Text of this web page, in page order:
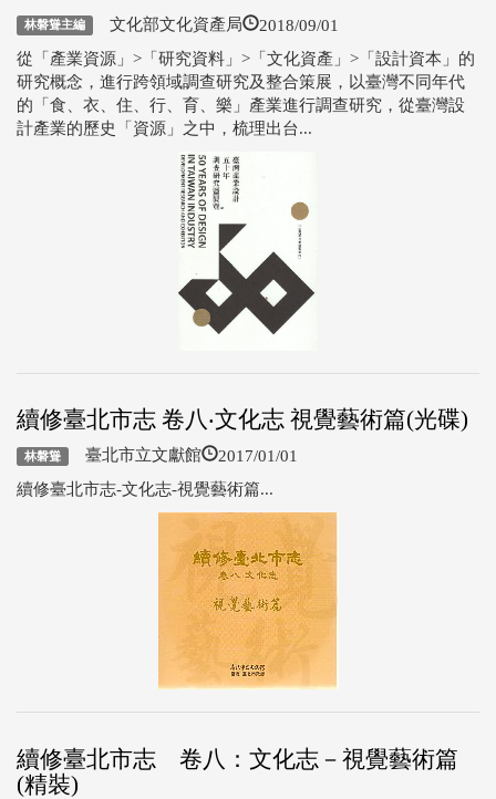
林磐聳主編 文化部文化資產局 2018/09/01
從「產業資源」>「研究資料」>「文化資產」>「設計資本」的
研究概念，進行跨領域調查研究及整合策展，以臺灣不同年代
的「食、衣、住、行、育、樂」產業進行調查研究，從臺灣設
計產業的歷史「資源」之中，梳理出台...
續修臺北市志 卷八‧文化志 視覺藝術篇(光碟)
林磐聳 臺北市立文獻館 2017/01/01
續修臺北市志-文化志-視覺藝術篇...
續修臺北市志 卷八：文化志－視覺藝術篇
(精裝)